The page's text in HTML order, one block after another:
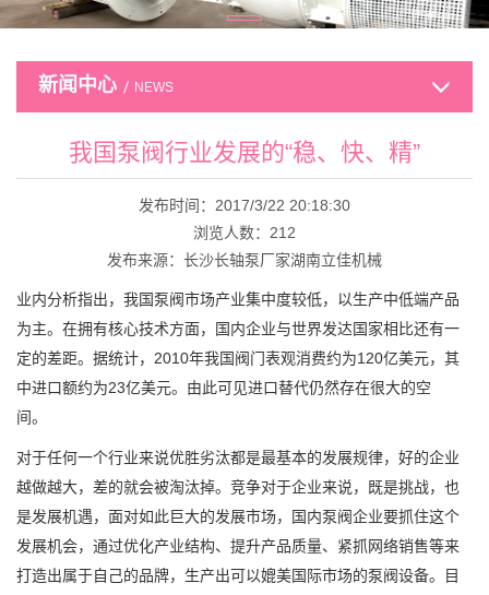
新闻中心 NEWS
我国泵阀行业发展的“稳、快、精”
发布时间：2017/3/22 20:18:30
浏览人数： 212
发布来源：长沙长轴泵厂家湖南立佳机械
业内分析指出，我国泵阀市场产业集中度较低，以生产中低端产品
为主。在拥有核心技术方面，国内企业与世界发达国家相比还有一
定的差距。据统计，2010年我国阀门表观消费约为120亿美元，其
中进口额约为23亿美元。由此可见进口替代仍然存在很大的空
间。
对于任何一个行业来说优胜劣汰都是最基本的发展规律，好的企业
越做越大，差的就会被淘汰掉。竞争对于企业来说，既是挑战，也
是发展机遇，面对如此巨大的发展市场，国内泵阀企业要抓住这个
发展机会，通过优化产业结构、提升产品质量、紧抓网络销售等来
打造出属于自己的品牌，生产出可以媲美国际市场的泵阀设备。目